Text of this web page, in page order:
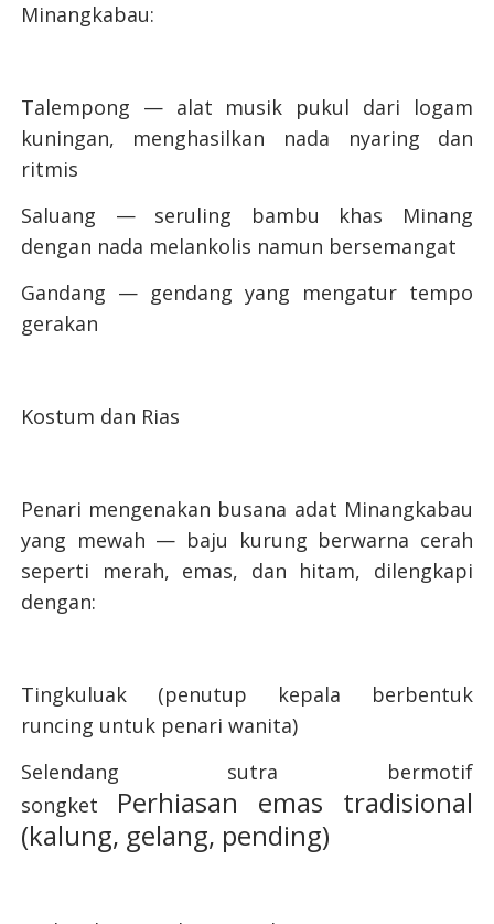
Minangkabau:
Talempong — alat musik pukul dari logam
kuningan, menghasilkan nada nyaring dan
ritmis
Saluang — seruling bambu khas Minang
dengan nada melankolis namun bersemangat
Gandang — gendang yang mengatur tempo
gerakan
Kostum dan Rias
Penari mengenakan busana adat Minangkabau
yang mewah — baju kurung berwarna cerah
seperti merah, emas, dan hitam, dilengkapi
dengan:
Tingkuluak (penutup kepala berbentuk
runcing untuk penari wanita)
Selendang sutra bermotif
songket Perhiasan emas tradisional
(kalung, gelang, pending)